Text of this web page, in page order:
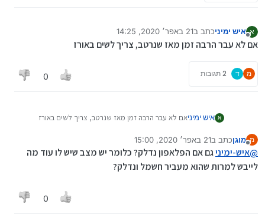
א
מנותק
איש ימיניכתב ב21 באפר׳ 2020, 14:25
נערך לאחרונה על ידי
אם לא עבר הרבה זמן מאז שנרטב, צריך לשים באורז
מ ד 2 תגובות 0
א איש ימיניאם לא עבר הרבה זמן מאז שנרטב, צריך לשים באורז
מ מוגןכתב ב21 באפר׳ 2020, 15:00
נערך לאחרונה על ידי
@איש-ימיניגם אם הפלאפון נדלק? כלומר יש מצב שיש לו עוד מה
לייבש למרות שהוא מעביר חשמל ונדלק?
0